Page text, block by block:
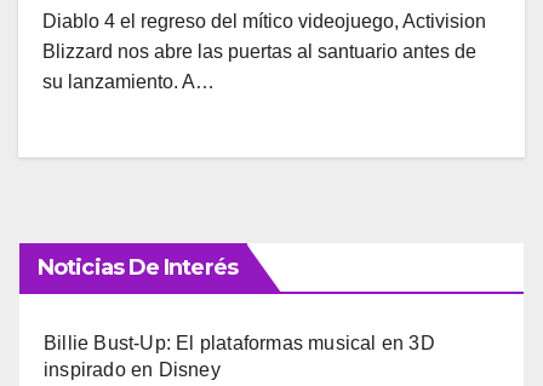
Diablo 4 el regreso del mítico videojuego, Activision
Blizzard nos abre las puertas al santuario antes de
su lanzamiento. A…
Noticias De Interés
Billie Bust-Up: El plataformas musical en 3D
inspirado en Disney